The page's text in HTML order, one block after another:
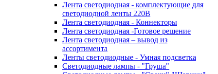
Лента светодиодная - комплектующие для
светодиодной ленты 220В
Лента светодиодная - Коннекторы
Лента светодиодная -Готовое решение
Лента светодиодная – вывод из
ассортимента
Ленты светодиодные - Умная подсветка
Светодиодные лампы - "Груша"